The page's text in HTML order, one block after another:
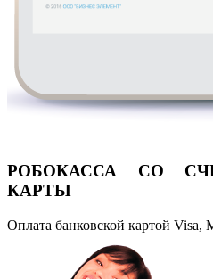
РОБОКАССА СО
КАРТЫ
Оплата банковской картой Visa,